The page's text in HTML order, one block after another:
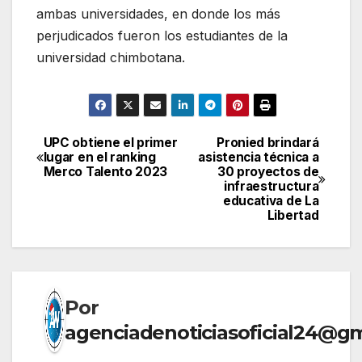
ambas universidades, en donde los más
perjudicados fueron los estudiantes de la
universidad chimbotana.
Navegación
de
Pronied brindará
asistencia técnica a
30 proyectos de
infraestructura
educativa de La
Libertad
UPC obtiene el primer
lugar en el ranking
Merco Talento 2023
Por